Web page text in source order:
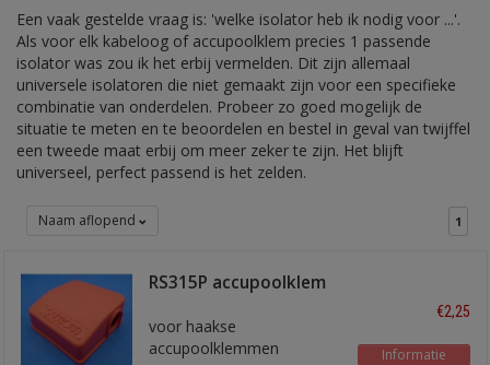
Een vaak gestelde vraag is: 'welke isolator heb ik nodig voor ...'.
Als voor elk kabeloog of accupoolklem precies 1 passende
isolator was zou ik het erbij vermelden. Dit zijn allemaal
universele isolatoren die niet gemaakt zijn voor een specifieke
combinatie van onderdelen. Probeer zo goed mogelijk de
situatie te meten en te beoordelen en bestel in geval van twijffel
een tweede maat erbij om meer zeker te zijn. Het blijft
universeel, perfect passend is het zelden.
Naam aflopend 1
RS315P accupoolklem
isolator rood
voor haakse
accupoolklemmen
€2,25
Informatie